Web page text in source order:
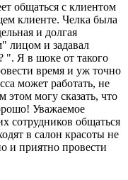
общаться с клиентом
клиенте. Челка была
и долгая
лицом и задавал
". Я в шоке от такого
время и уж точно
может работать, не
этом могу сказать, что
Уважаемое
сотрудников общаться
в салон красоты не
и приятно провести